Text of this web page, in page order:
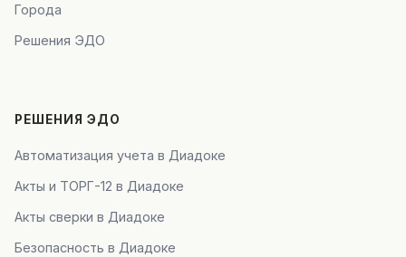
Города
Решения ЭДО
РЕШЕНИЯ ЭДО
Автоматизация учета в Диадоке
Акты и ТОРГ-12 в Диадоке
Акты сверки в Диадоке
Безопасность в Диадоке